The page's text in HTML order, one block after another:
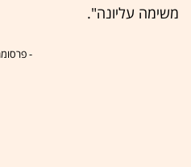
משימה עליונה".
-